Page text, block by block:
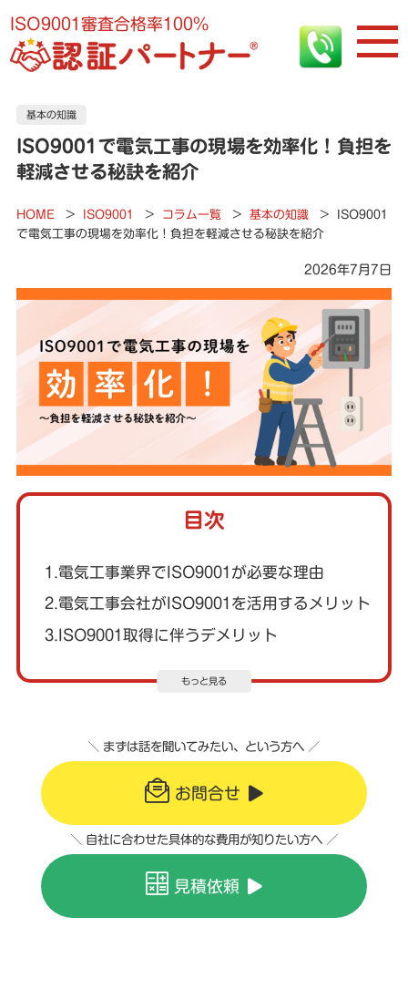
ISO9001審査合格率100%
基本の知識
ISO9001で電気工事の現場を効率化！負担を
軽減させる秘訣を紹介
HOME > ISO9001 > コラム一覧 > 基本の知識 >
ISO9001
で電気工事の現場を効率化！負担を軽減させる秘訣を紹介
2026年7月7日
目次
もっと見る
1.電気工事業界でISO9001が必要な理由
2.電気工事会社がISO9001を活用するメリット
3.ISO9001取得に伴うデメリット
＼ まずは話を聞いてみたい、という方へ ／
お問合せ
＼ 自社に合わせた具体的な費用が知りたい方へ ／
見積依頼